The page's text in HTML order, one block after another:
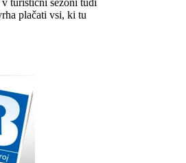
plačati vsi, ki tu